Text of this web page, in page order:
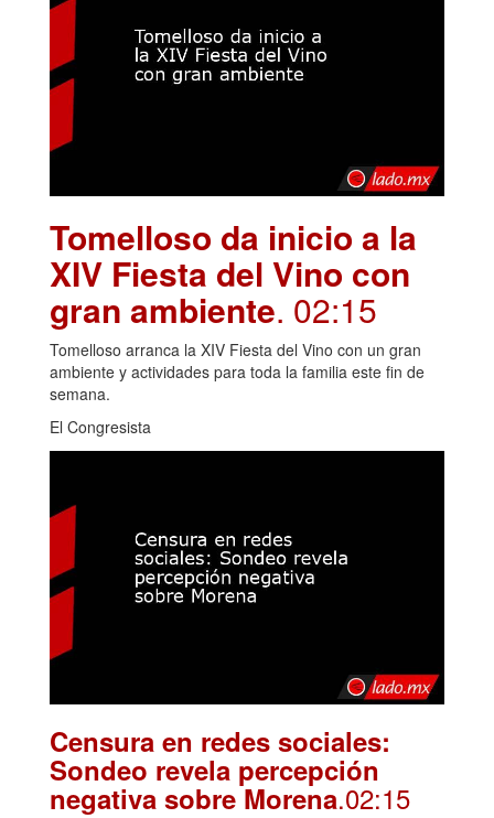
Tomelloso da inicio a la
XIV Fiesta del Vino con
gran ambiente. 02:15
Tomelloso arranca la XIV Fiesta del Vino con un gran
ambiente y actividades para toda la familia este fin de
semana.
El Congresista
Censura en redes sociales:
Sondeo revela percepción
negativa sobre Morena.02:15